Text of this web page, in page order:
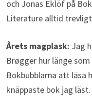
och Jonas Eklöf på
Literature alltid
Årets magplask: Jag
Brøgger hur länge
Bokbubblarna att läsa
knäppaste bok jag